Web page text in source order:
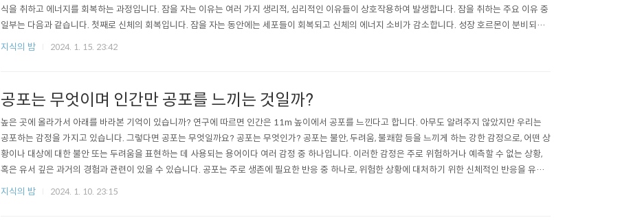
식을 취하고 에너지를 회복하는 과정입니다. 잠을 자는 이유는 여러 가지 생리적, 심리적인 이유들이 상호작용하여 발생합니다. 잠을 취하는 주요 이유 중
일부는 다음과 같습니다. 첫째로 신체의 회복입니다. 잠을 자는 동안에는 세포들이 회복되고 신체의 에너지 소비가 감소합니다. 성장 호르몬이 분비되어
성장과 수리가 이루어지며, 면역체계도 강화됩니다. 또한 잠은 중추신경계를 정상화시키는 역할을 합니다. 일상에서..
지식의 밤 2024. 1. 15. 23:42
공포는 무엇이며 인간만 공포를 느끼는 것일까?
높은 곳에 올라가서 아래를 바라본 기억이 있습니까? 연구에 따르면 인간은 11m 높이에서 공포를 느낀다고 합니다. 아무도 알려주지 않았지만 우리는
공포하는 감정을 가지고 있습니다. 그렇다면 공포는 무엇일까요? 공포는 무엇인가? 공포는 불안, 두려움, 불쾌함 등을 느끼게 하는 강한 감정으로, 어떤 상
황이나 대상에 대한 불안 또는 두려움을 표현하는 데 사용되는 용어이다 여러 감정 중 하나입니다. 이러한 감정은 주로 위험하거나 예측할 수 없는 상황,
혹은 유서 깊은 과거의 경험과 관련이 있을 수 있습니다. 공포는 주로 생존에 필요한 반응 중 하나로, 위험한 상황에 대처하기 위한 신체적인 반응을 유발
할 수 있습니다. 이는 일반적인 공포에 대한 반응인데, 이는 도망치거나 공격하는 등의 반응을 통해 생존을 위협하는..
지식의 밤 2024. 1. 10. 23:15